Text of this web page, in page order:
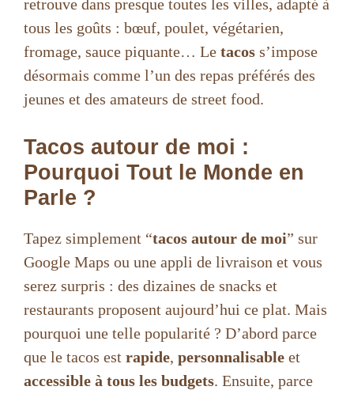
retrouve dans presque toutes les villes, adapté à
tous les goûts : bœuf, poulet, végétarien,
fromage, sauce piquante… Le tacos s’impose
désormais comme l’un des repas préférés des
jeunes et des amateurs de street food.
Tacos autour de moi :
Pourquoi Tout le Monde en
Parle ?
Tapez simplement “tacos autour de moi” sur
Google Maps ou une appli de livraison et vous
serez surpris : des dizaines de snacks et
restaurants proposent aujourd’hui ce plat. Mais
pourquoi une telle popularité ? D’abord parce
que le tacos est rapide, personnalisable et
accessible à tous les budgets. Ensuite, parce